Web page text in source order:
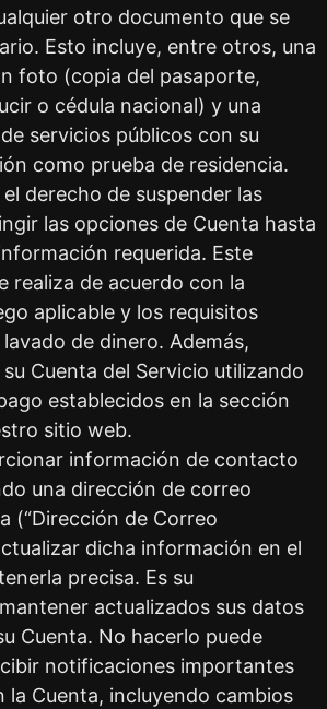
otro documento que se
Esto incluye, entre otros, una
foto (copia del pasaporte,
o cédula nacional) y una
servicios públicos con su
como prueba de residencia.
derecho de suspender las
las opciones de Cuenta hasta
requerida. Este
realiza de acuerdo con la
aplicable y los requisitos
de dinero. Además,
Cuenta del Servicio utilizando
establecidos en la sección
sitio web.
información de contacto
una dirección de correo
(“Dirección de Correo
dicha información en el
precisa. Es su
actualizados sus datos
Cuenta. No hacerlo puede
notificaciones importantes
la Cuenta, incluyendo cambios